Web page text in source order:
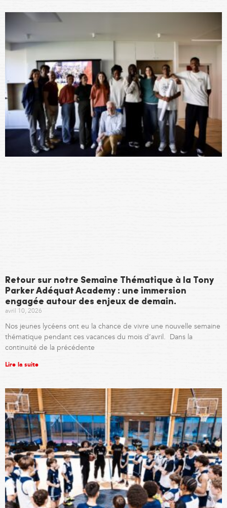
Retour sur notre Semaine Thématique à la Tony
Parker Adéquat Academy : une immersion
engagée autour des enjeux de demain.
avril 10, 2026
Nos jeunes lycéens ont eu la chance de vivre une nouvelle semaine
thématique pendant ces vacances du mois d’avril. Dans la
continuité de la précédente
Lire la suite